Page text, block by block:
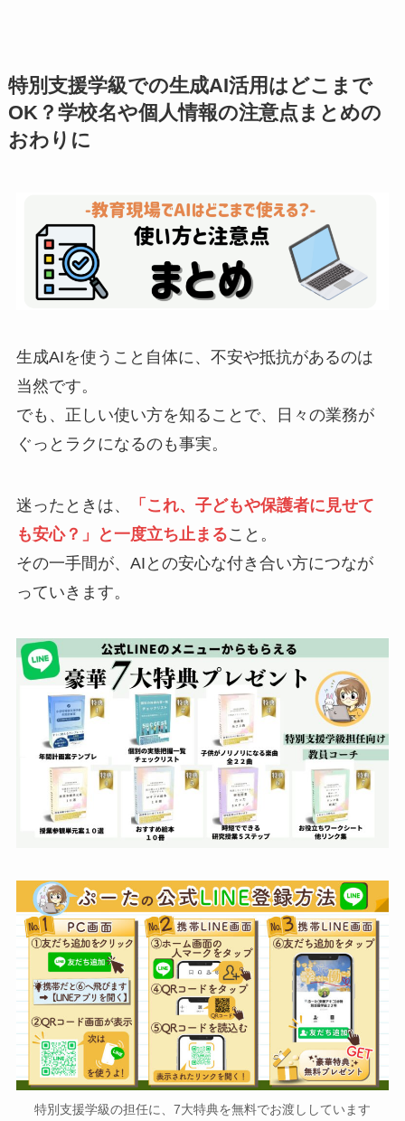
特別支援学級での生成AI活用はどこまで
OK？学校名や個人情報の注意点まとめの
おわりに
生成AIを使うこと自体に、不安や抵抗があるのは
当然です。
でも、正しい使い方を知ることで、日々の業務が
ぐっとラクになるのも事実。
迷ったときは、
「これ、子どもや保護者に見せて
も安心？」と一度立ち止まること。
その一手間が、AIとの安心な付き合い方につなが
っていきます。
特別支援学級の担任に、7大特典を無料でお渡ししています